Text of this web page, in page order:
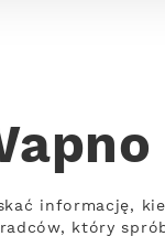
informację,
który